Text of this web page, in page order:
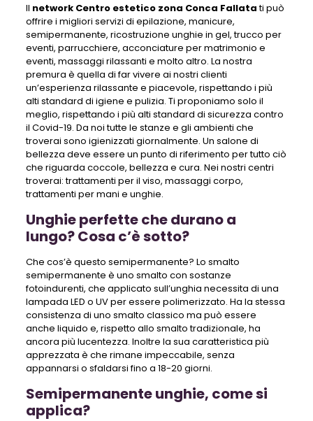
Il network Centro estetico zona Conca Fallatati può
offrire i migliori servizi di epilazione, manicure,
semipermanente, ricostruzione unghie in gel, trucco per
eventi, parrucchiere, acconciature per matrimonio e
eventi, massaggi rilassanti e molto altro. La nostra
premura è quella di far vivere ai nostri clienti
un’esperienza rilassante e piacevole, rispettando i più
alti standard di igiene e pulizia. Ti proponiamo solo il
meglio, rispettando i più alti standard di sicurezza contro
il Covid-19. Da noi tutte le stanze e gli ambienti che
troverai sono igienizzati giornalmente. Un salone di
bellezza deve essere un punto di riferimento per tutto ciò
che riguarda coccole, bellezza e cura. Nei nostri centri
troverai: trattamenti per il viso, massaggi corpo,
trattamenti per mani e unghie.
Unghie perfette che durano a
lungo? Cosa c’è sotto?
Che cos’è questo semipermanente? Lo smalto
semipermanente è uno smalto con sostanze
fotoindurenti, che applicato sull’unghia necessita di una
lampada LED o UV per essere polimerizzato. Ha la stessa
consistenza di uno smalto classico ma può essere
anche liquido e, rispetto allo smalto tradizionale, ha
ancora più lucentezza. Inoltre la sua caratteristica più
apprezzata è che rimane impeccabile, senza
appannarsi o sfaldarsi fino a 18-20 giorni.
Semipermanente unghie, come si
applica?